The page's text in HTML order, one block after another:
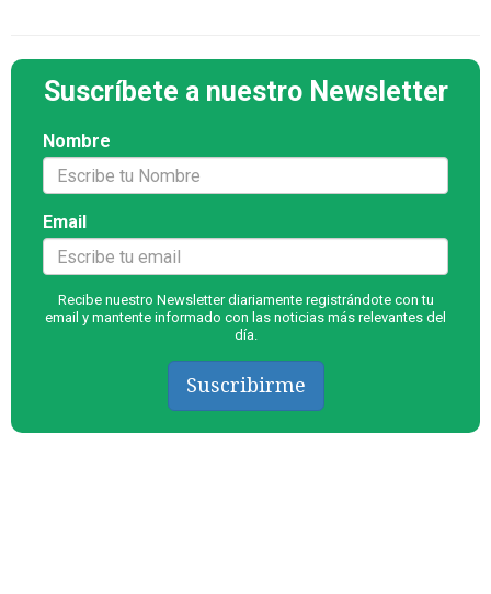
Suscríbete a nuestro Newsletter
Nombre
Email
Recibe nuestro Newsletter diariamente registrándote con tu
email y mantente informado con las noticias más relevantes del
día.
Suscribirme